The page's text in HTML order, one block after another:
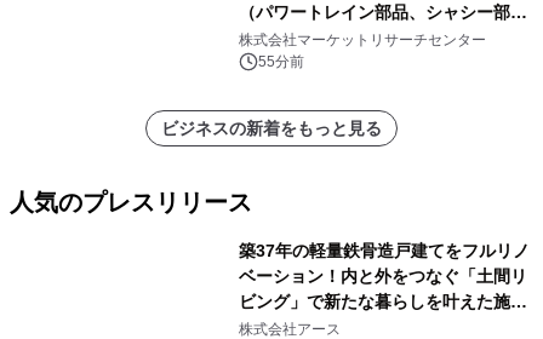
（パワートレイン部品、シャシー部
品、ボディ・キャビン部品、電気・電
子部品、インテリア・快適性部品）・
株式会社マーケットリサーチセンター
55分前
ビジネスの新着をもっと見る
人気のプレスリリース
築37年の軽量鉄骨造戸建てをフルリノ
ベーション！内と外をつなぐ「土間リ
ビング」で新たな暮らしを叶えた施工
事例を株式会社アースが公開
株式会社アース